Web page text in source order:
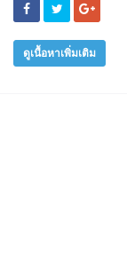
ดูเนื้อหาเพิ่มเติม